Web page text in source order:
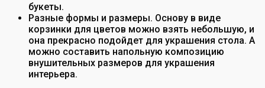
букеты.
Разные формы и размеры. Основу в виде
корзинки для цветов можно взять небольшую, и
она прекрасно подойдет для украшения стола. А
можно составить напольную композицию
внушительных размеров для украшения
интерьера.